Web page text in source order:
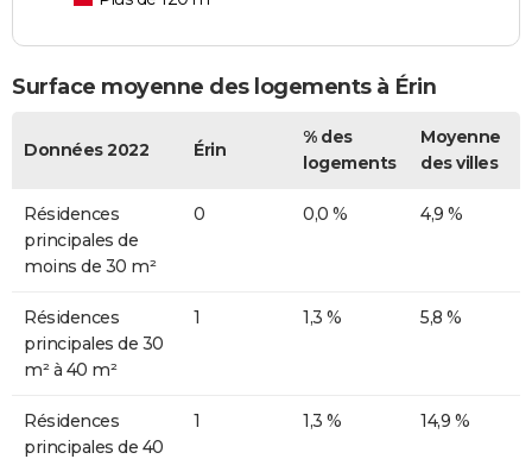
Surface moyenne des logements à Érin
Données 2022 Érin
% des
logements
Moyenne
des villes
Résidences
principales de
moins de 30 m²
0 0,0 % 4,9 %
Résidences
principales de 30
m² à 40 m²
1 1,3 % 5,8 %
Résidences
principales de 40
1 1,3 % 14,9 %